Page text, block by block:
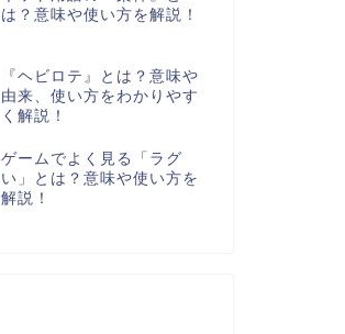
は？意味や使い方を解説！
『ヘビロテ』とは？意味や
由来、使い方をわかりやす
く解説！
ゲームでよく見る「ラグ
い」とは？意味や使い方を
解説！